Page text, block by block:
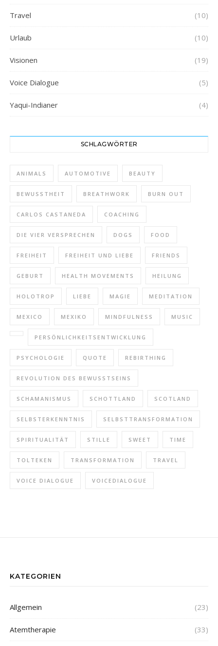
Travel (10)
Urlaub (10)
Visionen (19)
Voice Dialogue (5)
Yaqui-Indianer (4)
SCHLAGWÖRTER
ANIMALS AUTOMOTIVE BEAUTY
BEWUSSTHEIT BREATHWORK BURN OUT
CARLOS CASTANEDA COACHING
DIE VIER VERSPRECHEN DOGS FOOD
FREIHEIT FREIHEIT UND LIEBE FRIENDS
GEBURT HEALTH MOVEMENTS HEILUNG
HOLOTROP LIEBE MAGIE MEDITATION
MEXICO MEXIKO MINDFULNESS MUSIC
PERSÖNLICHKEITSENTWICKLUNG
PSYCHOLOGIE QUOTE REBIRTHING
REVOLUTION DES BEWUSSTSEINS
SCHAMANISMUS SCHOTTLAND SCOTLAND
SELBSTERKENNTNIS SELBSTTRANSFORMATION
SPIRITUALITÄT STILLE SWEET TIME
TOLTEKEN TRANSFORMATION TRAVEL
VOICE DIALOGUE VOICEDIALOGUE
KATEGORIEN
Allgemein (23)
Atemtherapie (33)